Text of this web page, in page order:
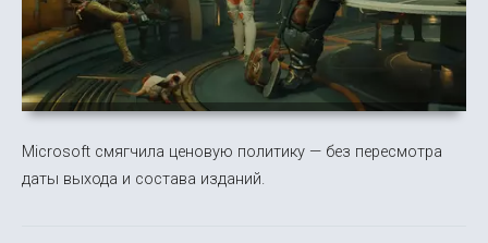
Microsoft смягчила ценовую политику — без пересмотра
даты выхода и состава изданий.